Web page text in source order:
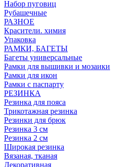
Набор пуговиц
Рубашечные
РАЗНОЕ
Красители. химия
Упаковка
РАМКИ, БАГЕТЫ
Багеты универсальные
Рамки для вышивки и мозаики
Рамки для икон
Рамки с паспарту
РЕЗИНКА
Резинка для пояса
Трикотажная резинка
Резинки для брюк
Резинка 3 см
Резинка 2 см
Широкая резинка
Вязаная, тканая
Декоративная